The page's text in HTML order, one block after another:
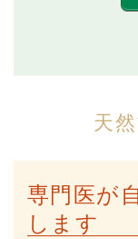
天
専門医が
します